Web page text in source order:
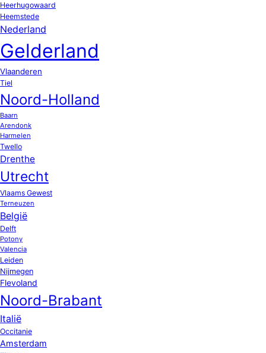
Heerhugowaard
Heemstede
Nederland
Gelderland
Vlaanderen
Tiel
Noord-Holland
Baarn
Arendonk
Harmelen
Twello
Drenthe
Utrecht
Vlaams Gewest
Terneuzen
België
Delft
Potony
Valencia
Leiden
Nijmegen
Flevoland
Noord-Brabant
Italië
Occitanie
Amsterdam